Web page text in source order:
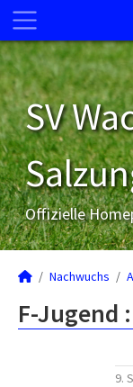
SV
Offizielle
Nachwuchs
F-Jugend :
9.